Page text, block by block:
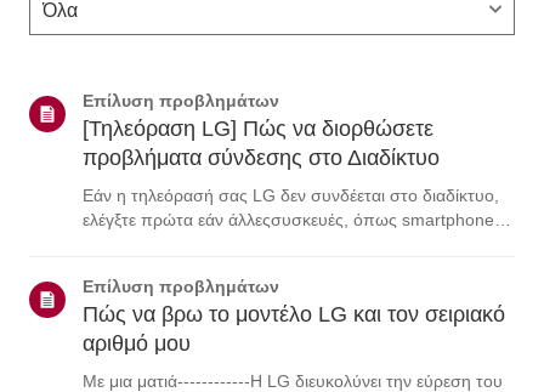
Επίλυση προβλημάτων
[Τηλεόραση LG] Πώς να διορθώσετε
προβλήματα σύνδεσης στο Διαδίκτυο
Εάν η τηλεόρασή σας LG δεν συνδέεται στο διαδίκτυο,
ελέγξτε πρώτα εάν άλλεςσυσκευές, όπως smartphone ή
το πρόβλημα πιθανότατα οφείλεται στοδρ...
Επίλυση προβλημάτων
Πώς να βρω το μοντέλο LG και τον σειριακό
αριθμό μου
Με μια ματιά------------Η LG διευκολύνει την εύρεση του